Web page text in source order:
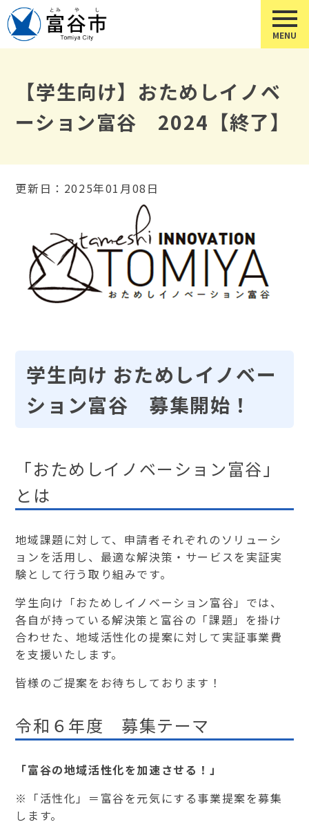
【学生向け】おためしイノベ
ーション富谷 2024【終了】
更新日：2025年01月08日
学生向け おためしイノベー
ション富谷 募集開始！
「おためしイノベーション富谷」
とは
地域課題に対して、申請者それぞれのソリューシ
ョンを活用し、最適な解決策・サービスを実証実
験として行う取り組みです。
学生向け「おためしイノベーション富谷」では、
各自が持っている解決策と富谷の「課題」を掛け
合わせた、地域活性化の提案に対して実証事業費
を支援いたします。
皆様のご提案をお待ちしております！
令和６年度 募集テーマ
「富谷の地域活性化を加速させる！」
※「活性化」＝富谷を元気にする事業提案を募集
します。